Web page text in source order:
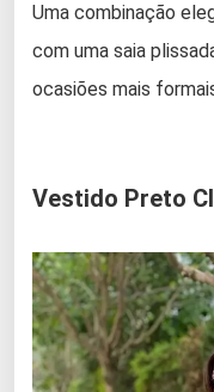
Uma combinação
com uma saia
ocasiões mais
Vestido Preto